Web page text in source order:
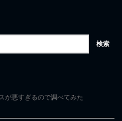
が悪すぎるので調べてみた